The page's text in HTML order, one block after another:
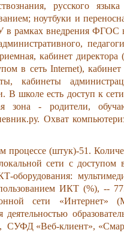
русского
ноутбуки и
в рамках внедрения ФГОС
кабинет директора
в сеть Internet),
кабинеты
В школе есть доступ к
зона - родители,
Охват
процессе (штук)-51.
сети с доступом
оборудования:
ИКТ (%), --
сети «Интернет»
СУФД «Веб-клиент»,